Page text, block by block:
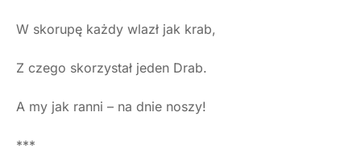
W skorupę każdy wlazł jak krab,
Z czego skorzystał jeden Drab.
A my jak ranni – na dnie noszy!
***